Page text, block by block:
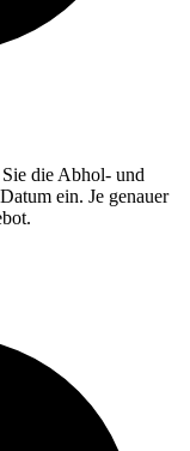
die Abhol- und
ein. Je genauer